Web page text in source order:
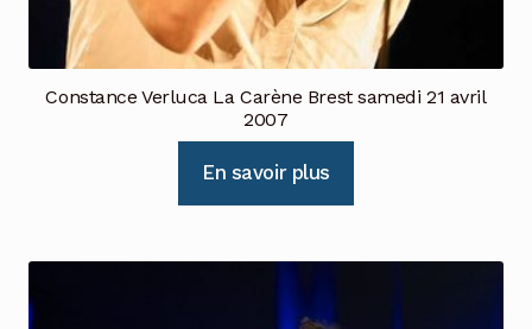
Constance Verluca La Carène Brest samedi 21 avril
2007
En savoir plus